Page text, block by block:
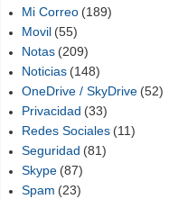
Mi Correo (189)
Movil (55)
Notas (209)
Noticias (148)
OneDrive / SkyDrive (52)
Privacidad (33)
Redes Sociales (11)
Seguridad (81)
Skype (87)
Spam (23)